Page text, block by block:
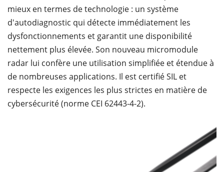
mieux en termes de technologie : un système
d'autodiagnostic qui détecte immédiatement les
dysfonctionnements et garantit une disponibilité
nettement plus élevée. Son nouveau micromodule
radar lui confère une utilisation simplifiée et étendue à
de nombreuses applications. Il est certifié SIL et
respecte les exigences les plus strictes en matière de
cybersécurité (norme CEI 62443-4-2).